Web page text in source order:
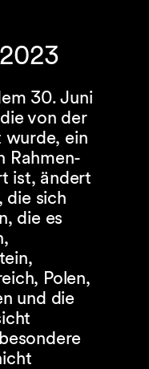
30. Juni
von der
wurde, ein
Rahmen-
ist, ändert
die sich
die es
Polen,
und die